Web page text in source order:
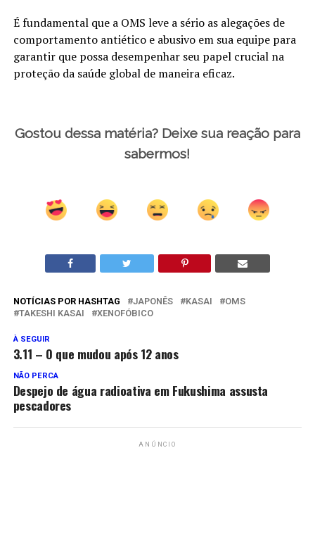
É fundamental que a OMS leve a sério as alegações de
comportamento antiético e abusivo em sua equipe para
garantir que possa desempenhar seu papel crucial na
proteção da saúde global de maneira eficaz.
Gostou dessa matéria? Deixe sua reação para
sabermos!
NOTÍCIAS POR HASHTAG JAPONÊS KASAI
OMS
TAKESHI KASAI
XENOFÓBICO
À SEGUIR
3.11 – O que mudou após 12 anos
NÃO PERCA
Despejo de água radioativa em Fukushima assusta
pescadores
ANÚNCIO